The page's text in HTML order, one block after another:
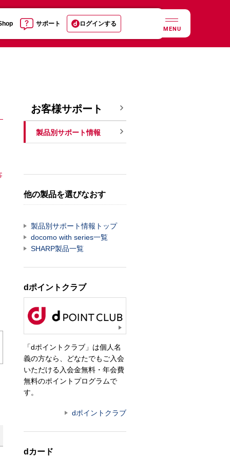
サポート ログインする
MENU
お客様サポート
製品別サポート情報
他の製品を選びなおす
製品別サポート情報トップ
docomo with series一覧
SHARP製品一覧
dポイントクラブ
「dポイントクラブ」は個人名
義の方なら、どなたでもご入会
いただける入会金無料・年会費
無料のポイントプログラムで
す。
dポイントクラブ
dカード